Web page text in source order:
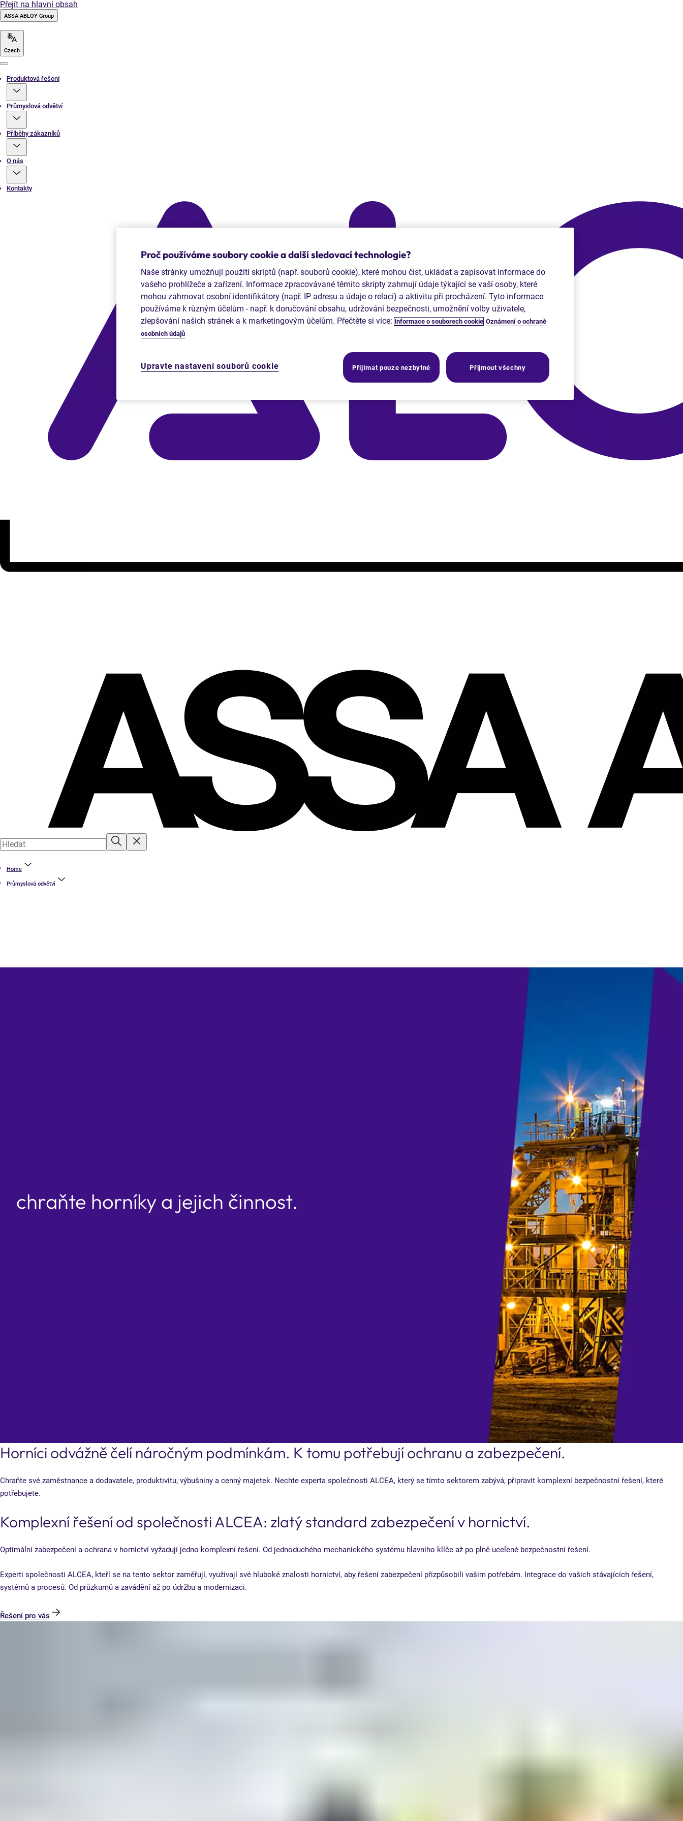
Přejít na hlavní obsah
ASSA ABLOY Group
Czech
Produktová řešení
Průmyslová odvětví
Příběhy zákazníků
O nás
Kontakty
Home
Průmyslová odvětví
chraňte horníky a jejich činnost.
Horníci odvážně čelí náročným podmínkám. K tomu potřebují ochranu a zabezpečení.
Chraňte své zaměstnance a dodavatele, produktivitu, výbušniny a cenný majetek. Nechte experta společnosti ALCEA, který se tímto sektorem zabývá, připravit komplexní bezpečnostní řešení, které
potřebujete.
Komplexní řešení od společnosti ALCEA: zlatý standard zabezpečení v hornictví.
Optimální zabezpečení a ochrana v hornictví vyžadují jedno komplexní řešení. Od jednoduchého mechanického systému hlavního klíče až po plně ucelené bezpečnostní řešení.
Experti společnosti ALCEA, kteří se na tento sektor zaměřují, využívají své hluboké znalosti hornictví, aby řešení zabezpečení přizpůsobili vašim potřebám. Integrace do vašich stávajících řešení,
systémů a procesů. Od průzkumů a zavádění až po údržbu a modernizaci.
Řešení pro vás
Proč používáme soubory cookie a další sledovací technologie?
Naše stránky umožňují použití skriptů (např. souborů cookie), které mohou číst, ukládat a zapisovat informace do
vašeho prohlížeče a zařízení. Informace zpracovávané těmito skripty zahrnují údaje týkající se vaší osoby, které
mohou zahrnovat osobní identifikátory (např. IP adresu a údaje o relaci) a aktivitu při procházení. Tyto informace
používáme k různým účelům - např. k doručování obsahu, udržování bezpečnosti, umožnění volby uživatele,
zlepšování našich stránek a k marketingovým účelům. Přečtěte si více: Informace o souborech cookie Oznámení o ochraně
osobních údajů
Upravte nastavení souborů cookie Přijímat pouze nezbytné Přijmout všechny